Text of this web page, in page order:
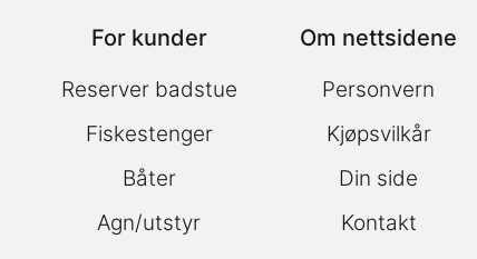
For kunder
Reserver badstue
Fiskestenger
Båter
Agn/utstyr
Om nettsidene
Personvern
Kjøpsvilkår
Din side
Kontakt